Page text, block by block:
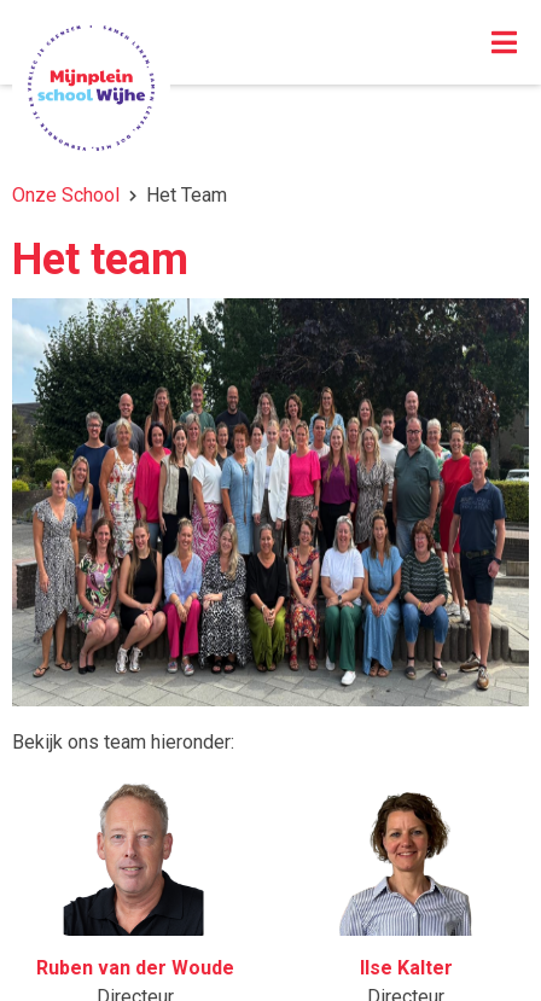
Onze School Het Team
Het team
Bekijk ons team hieronder:
Ruben van der Woude
Ilse Kalter